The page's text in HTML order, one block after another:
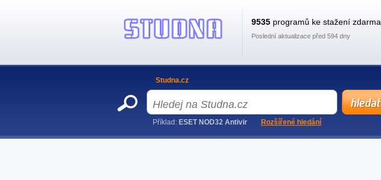
9535 programů ke stažení zdarma
Poslední aktualizace před 594 dny
Studna.cz
Příklad: ESET NOD32 Antivir Rozšířené hledání